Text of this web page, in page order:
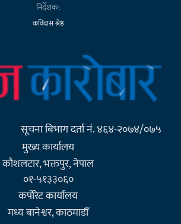
निर्देशक:
कविदास श्रेष्ठ
सूचना बिभाग दर्ता नं. ४६४-२०७४/०७५
मुख्य कार्यालय
कौशलटार, भक्तपुर, नेपाल
०१-५१३३०६०
कर्पाेरेट कार्यालय
मध्य बानेश्वर, काठमाडौँ